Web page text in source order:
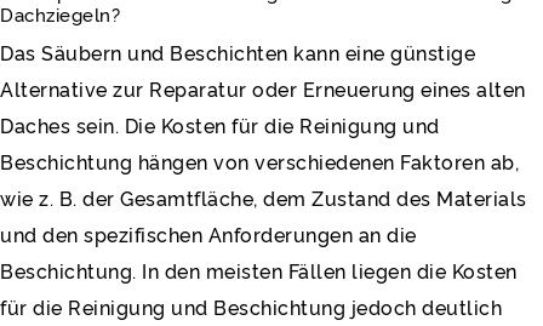
Dachziegeln?
Das Säubern und Beschichten kann eine günstige
Alternative zur Reparatur oder Erneuerung eines alten
Daches sein. Die Kosten für die Reinigung und
Beschichtung hängen von verschiedenen Faktoren ab,
wie z. B. der Gesamtfläche, dem Zustand des Materials
und den spezifischen Anforderungen an die
Beschichtung. In den meisten Fällen liegen die Kosten
für die Reinigung und Beschichtung jedoch deutlich